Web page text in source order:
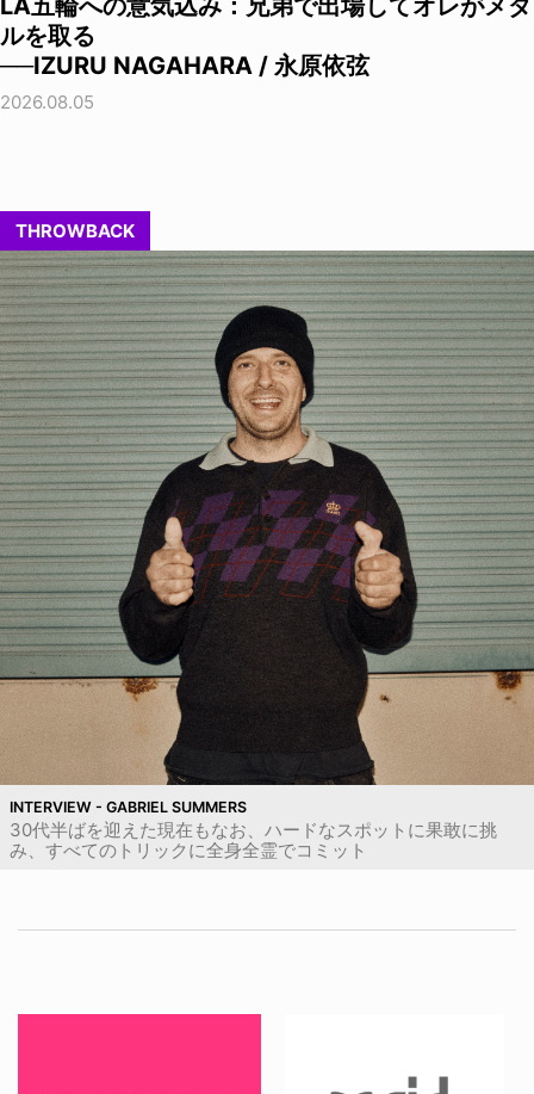
LA五輪への意気込み：兄弟で出場してオレがメダ
ルを取る
──IZURU NAGAHARA / 永原依弦
2026.08.05
THROWBACK
INTERVIEW - GABRIEL SUMMERS
30代半ばを迎えた現在もなお、ハードなスポットに果敢に挑
み、すべてのトリックに全身全霊でコミット